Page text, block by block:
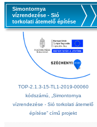
Simontornya
vízrendezése - Sió
torkolati átemelő építése
TOP-2.1.3-15-TL1-2019-00060
kódszámú, „Simontornya
vízrendezése - Sió torkolati átemelő
építése” című projekt